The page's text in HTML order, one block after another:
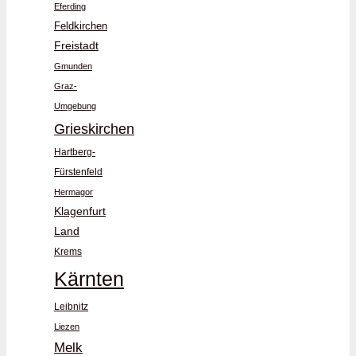
Eferding
Feldkirchen
Freistadt
Gmunden
Graz-
Umgebung
Grieskirchen
Hartberg-
Fürstenfeld
Hermagor
Klagenfurt
Land
Krems
Kärnten
Leibnitz
Liezen
Melk